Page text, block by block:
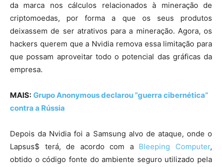
da marca nos cálculos relacionados à mineração de
criptomoedas, por forma a que os seus produtos
deixassem de ser atrativos para a mineração. Agora, os
hackers querem que a Nvidia remova essa limitação para
que possam aproveitar todo o potencial das gráficas da
empresa.
MAIS: Grupo Anonymous declarou “guerra cibernética”
contra a Rússia
Depois da Nvidia foi a Samsung alvo de ataque, onde o
Lapsus$ terá, de acordo com a Bleeping Computer,
obtido o código fonte do ambiente seguro utilizado pela